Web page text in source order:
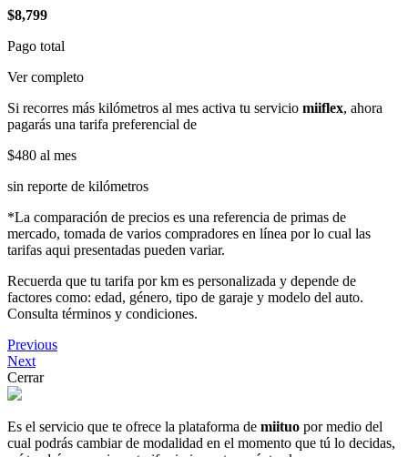
$8,799
Pago total
Ver completo
Si recorres más kilómetros al mes activa tu servicio miiflex, ahora
pagarás una tarifa preferencial de
$480 al mes
sin reporte de kilómetros
*La comparación de precios es una referencia de primas de
mercado, tomada de varios compradores en línea por lo cual las
tarifas aqui presentadas pueden variar.
Recuerda que tu tarifa por km es personalizada y depende de
factores como: edad, género, tipo de garaje y modelo del auto.
Consulta términos y condiciones.
Previous
Next
Cerrar
Es el servicio que te ofrece la plataforma de miituo por medio del
cual podrás cambiar de modalidad en el momento que tú lo decidas,